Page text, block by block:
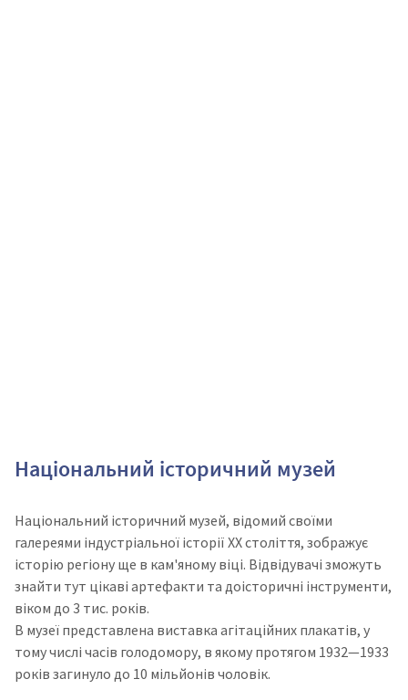
Національний історичний музей
Національний історичний музей, відомий своїми
галереями індустріальної історії ХХ століття, зображує
історію регіону ще в кам'яному віці. Відвідувачі зможуть
знайти тут цікаві артефакти та доісторичні інструменти,
віком до 3 тис. років.
В музеї представлена виставка агітаційних плакатів, у
тому числі часів голодомору, в якому протягом 1932—1933
років загинуло до 10 мільйонів чоловік.